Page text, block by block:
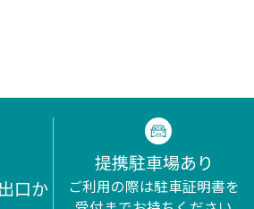
口か
提携駐車場あり
ご利用の際は駐車証明書を